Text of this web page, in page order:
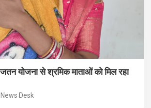
जतन योजना से श्रमिक माताओं को मिल रहा
News Desk